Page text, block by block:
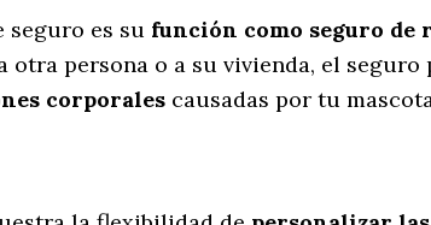
seguro es su función como seguro
otra persona o a su vivienda, el
corporales causadas por tu